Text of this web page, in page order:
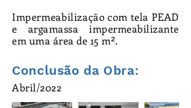
Impermeabilização com tela PEAD
e argamassa impermeabilizante
em uma área de 15 m².
Conclusão da Obra:
Abril/2022